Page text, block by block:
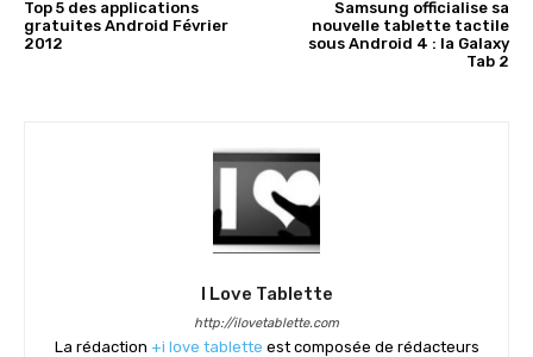
Top 5 des applications
gratuites Android Février
2012
Samsung officialise sa
nouvelle tablette tactile
sous Android 4 : la Galaxy
Tab 2
I Love Tablette
http://ilovetablette.com
La rédaction +i love tablette est composée de rédacteurs